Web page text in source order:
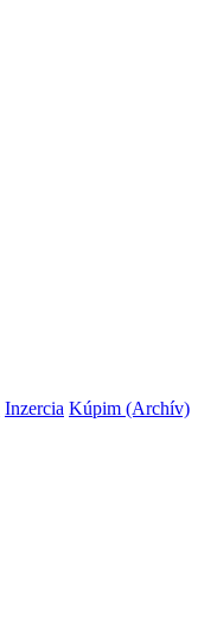
Inzercia Kúpim (Archív)